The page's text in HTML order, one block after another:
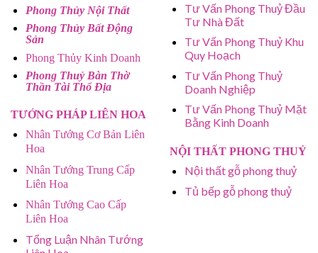
Phong Thủy Nội Thất
Phong Thủy Bất Động
Sản
Phong Thủy Kinh Doanh
Phong Thuỷ Bàn Thờ
Thần Tài Thổ Địa
TƯỚNG PHÁP LIÊN HOA
Nhân Tướng Cơ Bản Liên
Hoa
Nhân Tướng Trung Cấp
Liên Hoa
Nhân Tướng Cao Cấp
Liên Hoa
Tổng Luận Nhân Tướng
Tư Vấn Phong Thuỷ Đầu
Tư Nhà Đất
Tư Vấn Phong Thuỷ Khu
Quy Hoạch
Tư Vấn Phong Thuỷ
Doanh Nghiệp
Tư Vấn Phong Thuỷ Mặt
Bằng Kinh Doanh
NỘI THẤT PHONG THUỶ
Nội thất gỗ phong thuỷ
Tủ bếp gỗ phong thuỷ